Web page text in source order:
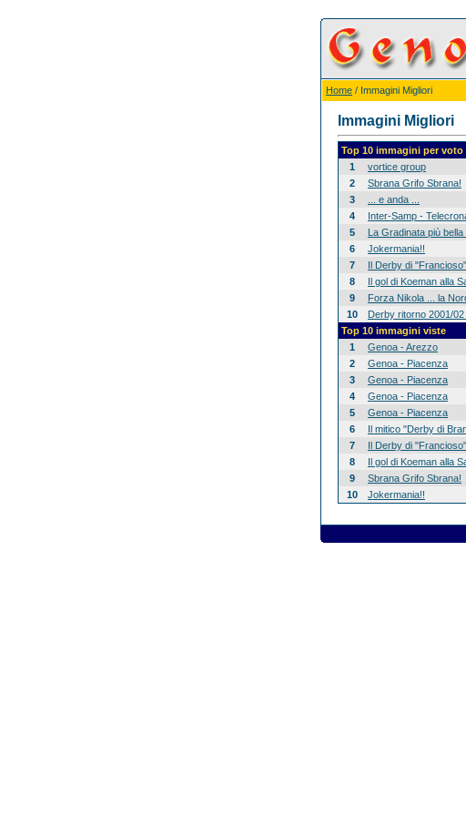
Home / Immagini Migliori
Immagini Migliori
Top 10 immagini per voto
1
vortice group
2
Sbrana Grifo Sbrana!
3
... e anda ...
4
Inter-Samp -
5
La Gradinata più bella
6
Jokermania!!
7
Il Derby di
8
Il gol di Koeman alla
9
Forza Nikola ... la
10
Derby ritorno 2001/
Top 10 immagini viste
1
Genoa - Arezzo
2
Genoa - Piacenza
3
Genoa - Piacenza
4
Genoa - Piacenza
5
Genoa - Piacenza
6
Il mitico "Derby di
7
Il Derby di
8
Il gol di Koeman alla
9
Sbrana Grifo Sbrana!
10
Jokermania!!